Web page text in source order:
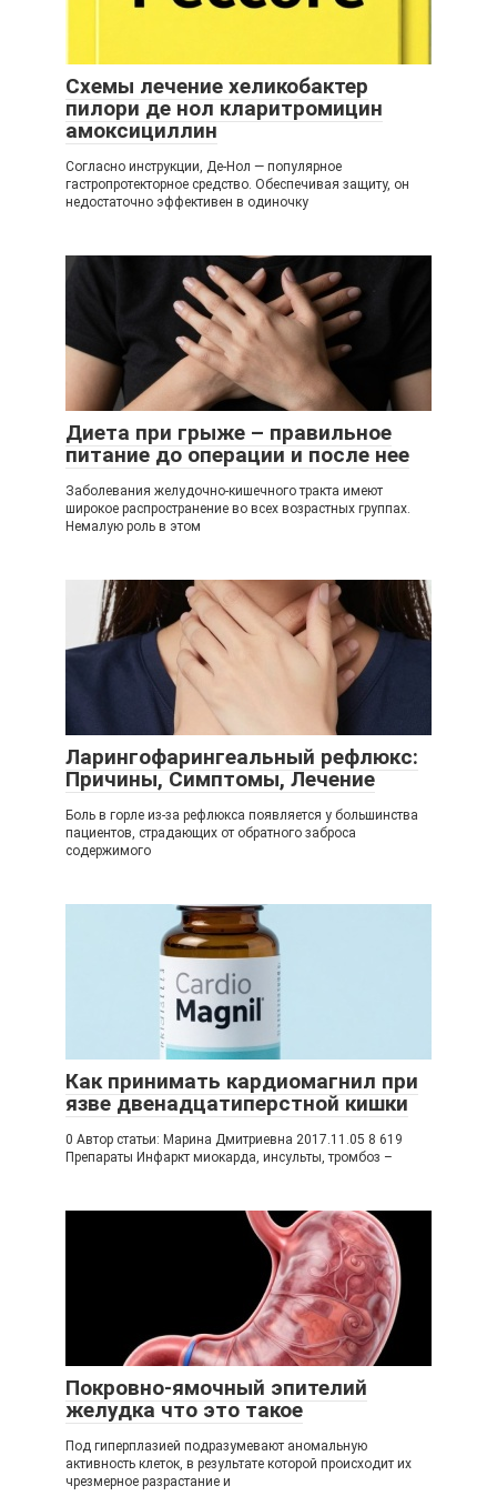
Схемы лечение хеликобактер
пилори де нол кларитромицин
амоксициллин
Согласно инструкции, Де-Нол — популярное
гастропротекторное средство. Обеспечивая защиту, он
недостаточно эффективен в одиночку
Диета при грыже – правильное
питание до операции и после нее
Заболевания желудочно-кишечного тракта имеют
широкое распространение во всех возрастных группах.
Немалую роль в этом
Ларингофарингеальный рефлюкс:
Причины, Симптомы, Лечение
Боль в горле из-за рефлюкса появляется у большинства
пациентов, страдающих от обратного заброса
содержимого
Как принимать кардиомагнил при
язве двенадцатиперстной кишки
0 Автор статьи: Марина Дмитриевна 2017.11.05 8 619
Препараты Инфаркт миокарда, инсульты, тромбоз –
Покровно-ямочный эпителий
желудка что это такое
Под гиперплазией подразумевают аномальную
активность клеток, в результате которой происходит их
чрезмерное разрастание и